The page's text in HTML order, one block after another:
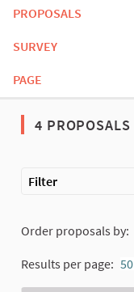
PROPOSALS
SURVEY
PAGE
4 PROPOSALS
Filter
Order proposals by:
Results per page: 50